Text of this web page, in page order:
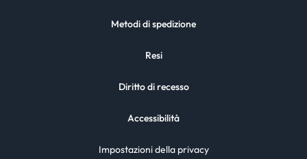
Metodi di spedizione
Resi
Diritto di recesso
Accessibilità
Impostazioni della privacy